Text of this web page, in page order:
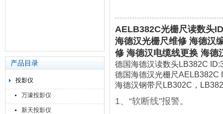
产品目录
投影仪
万濠投影仪
新天投影仪
AELB382C光栅尺读数头
海德汉光栅尺维修 海德汉
修 海德汉电缆线更换 海德
德国海德汉读数头LB382C
德国海德汉光栅尺AELB382C
海德汉钢带尺LB302C，
1、“软断线"报警。